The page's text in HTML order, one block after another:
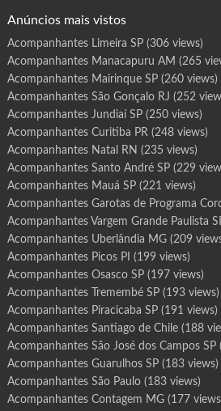
r
m
a
u
r
t
i
n
g
u
e
á
P
Anúncios mais vistos
Acompanhantes Limeira SP(306 views)
Acompanhantes Manacapuru AM (265
Acompanhantes Mairinque SP(260 views)
Acompanhantes São Gonçalo RJ (252
Acompanhantes Jundiaí SP(250 views)
Acompanhantes Curitiba PR(248 views)
Acompanhantes Natal RN (235 views)
Acompanhantes Santo André SP(229
Acompanhantes Mauá SP(221 views)
Acompanhantes Garotas de Programa
Acompanhantes Vargem Grande Paulista
Acompanhantes Uberlândia MG(209
Acompanhantes Picos PI (199 views)
Acompanhantes Osasco SP(197 views)
Acompanhantes Tremembé SP(193 views)
Acompanhantes Piracicaba SP(191 views)
Acompanhantes Santiago de Chile(188
Acompanhantes São José dos Campos SP
Acompanhantes Guarulhos SP(183 views)
Acompanhantes São Paulo(183 views)
Acompanhantes Contagem MG(177